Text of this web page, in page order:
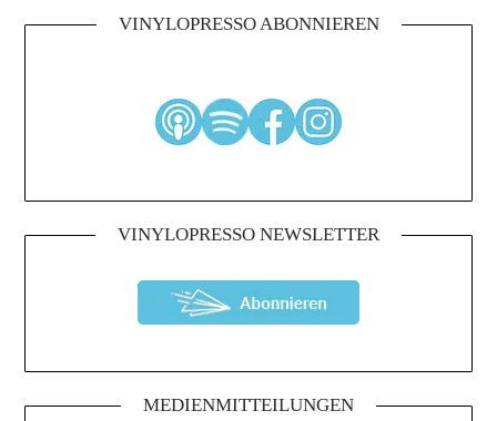
VINYLOPRESSO ABONNIEREN
VINYLOPRESSO NEWSLETTER
MEDIENMITTEILUNGEN